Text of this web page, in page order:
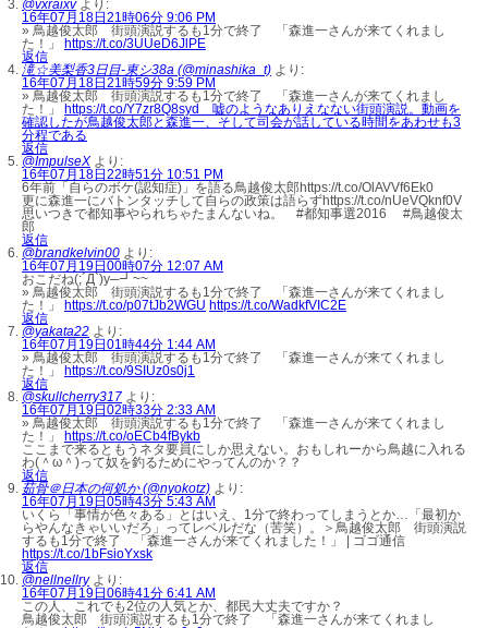
@vxraixv より:
16年07月18日21時06分 9:06 PM
» 鳥越俊太郎 街頭演説するも1分で終了 「森進一さんが来てくれまし
た！」 https://t.co/3UUeD6JlPE
返信
滝☆美梨香3日目-東シ38a (@minashika_t) より:
16年07月18日21時59分 9:59 PM
» 鳥越俊太郎 街頭演説するも1分で終了 「森進一さんが来てくれまし
た！」 https://t.co/Y7zr8Q8syd 嘘のようなありえなない街頭演説。動画を
確認したが鳥越俊太郎と森進一、そして司会が話している時間をあわせも3
分程である
返信
@ImpulseX より:
16年07月18日22時51分 10:51 PM
6年前「自らのボケ(認知症)」を語る鳥越俊太郎https://t.co/OlAVVf6Ek0
更に森進一にバトンタッチして自らの政策は語らずhttps://t.co/nUeVQknf0V
思いつきで都知事やられちゃたまんないね。 #都知事選2016 #鳥越俊太
郎
返信
@brandkelvin00 より:
16年07月19日00時07分 12:07 AM
おこだね(;´Д`)y─┛~~
» 鳥越俊太郎 街頭演説するも1分で終了 「森進一さんが来てくれまし
た！」 https://t.co/p07tJb2WGU https://t.co/WadkfVIC2E
返信
@yakata22 より:
16年07月19日01時44分 1:44 AM
» 鳥越俊太郎 街頭演説するも1分で終了 「森進一さんが来てくれまし
た！」 https://t.co/9SIUz0s0j1
返信
@skullcherry317 より:
16年07月19日02時33分 2:33 AM
» 鳥越俊太郎 街頭演説するも1分で終了 「森進一さんが来てくれまし
た！」 https://t.co/oECb4fBykb
ここまで来るともうネタ要員にしか思えない。おもしれーから鳥越に入れる
わ(＾ω＾)って奴を釣るためにやってんのか？？
返信
茹骨＠日本の何処か (@nyokotz) より:
16年07月19日05時43分 5:43 AM
いくら「事情が色々ある」とはいえ、1分で終わってしまうとか…「最初か
らやんなきゃいいだろ」ってレベルだな（苦笑）。＞鳥越俊太郎 街頭演説
するも1分で終了 「森進一さんが来てくれました！」 | ゴゴ通信
https://t.co/1bFsioYxsk
返信
@nellnellry より:
16年07月19日06時41分 6:41 AM
この人、これでも2位の人気とか、都民大丈夫ですか？
鳥越俊太郎 街頭演説するも1分で終了 「森進一さんが来てくれまし